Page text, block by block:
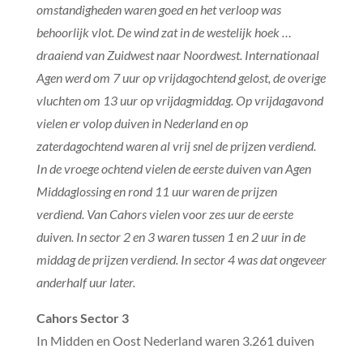
omstandigheden waren goed en het verloop was
behoorlijk vlot. De wind zat in de westelijk hoek …
draaiend van Zuidwest naar Noordwest. Internationaal
Agen werd om 7 uur op vrijdagochtend gelost, de overige
vluchten om 13 uur op vrijdagmiddag. Op vrijdagavond
vielen er volop duiven in Nederland en op
zaterdagochtend waren al vrij snel de prijzen verdiend.
In de vroege ochtend vielen de eerste duiven van Agen
Middaglossing en rond 11 uur waren de prijzen
verdiend. Van Cahors vielen voor zes uur de eerste
duiven. In sector 2 en 3 waren tussen 1 en 2 uur in de
middag de prijzen verdiend. In sector 4 was dat ongeveer
anderhalf uur later.
Cahors Sector 3
In Midden en Oost Nederland waren 3.261 duiven